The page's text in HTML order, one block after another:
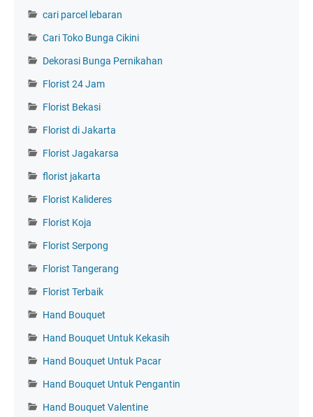
cari parcel lebaran
Cari Toko Bunga Cikini
Dekorasi Bunga Pernikahan
Florist 24 Jam
Florist Bekasi
Florist di Jakarta
Florist Jagakarsa
florist jakarta
Florist Kalideres
Florist Koja
Florist Serpong
Florist Tangerang
Florist Terbaik
Hand Bouquet
Hand Bouquet Untuk Kekasih
Hand Bouquet Untuk Pacar
Hand Bouquet Untuk Pengantin
Hand Bouquet Valentine